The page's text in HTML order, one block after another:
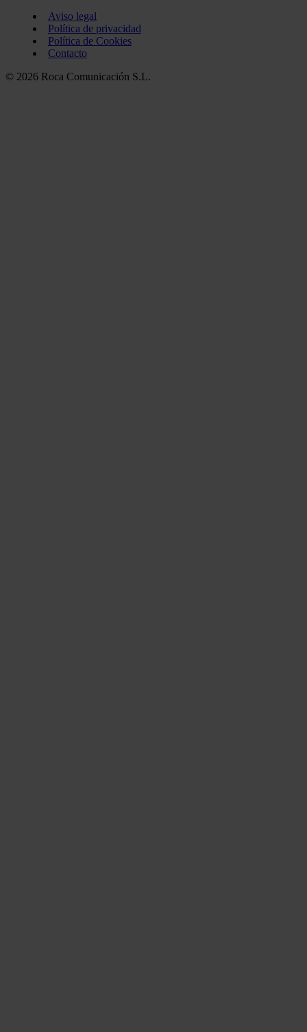
Aviso legal
Política de privacidad
Política de Cookies
Contacto
© 2026 Roca Comunicación S.L.